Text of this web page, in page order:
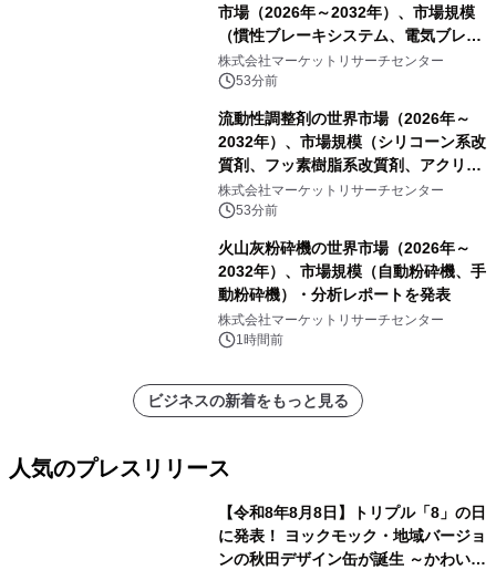
市場（2026年～2032年）、市場規模
（慣性ブレーキシステム、電気ブレー
キシステム、その他）・分析レポート
を発表
株式会社マーケットリサーチセンター
53分前
流動性調整剤の世界市場（2026年～
2032年）、市場規模（シリコーン系改
質剤、フッ素樹脂系改質剤、アクリル
系改質剤、ポリウレタン系改質剤、ワ
ックス系改質剤）・分析レポートを発
株式会社マーケットリサーチセンター
53分前
火山灰粉砕機の世界市場（2026年～
2032年）、市場規模（自動粉砕機、手
動粉砕機）・分析レポートを発表
株式会社マーケットリサーチセンター
1時間前
ビジネスの新着をもっと見る
人気のプレスリリース
【令和8年8月8日】トリプル「8」の日
に発表！ ヨックモック・地域バージョ
ンの秋田デザイン缶が誕生 ～かわいい